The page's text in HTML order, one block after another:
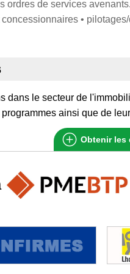
ordres de services
•
dans le secteur de
ainsi que de
Obtenir les